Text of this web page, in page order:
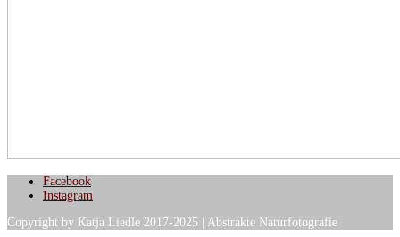
Facebook
Instagram
Copyright by Katja Liedle 2017-2025 | Abstrakte Naturfotografie